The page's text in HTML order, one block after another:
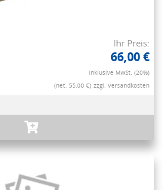
Ihr Preis:
66,00 €
Inklusive MwSt. (20%)
(net. 55,00 €) zzgl. Versandkosten